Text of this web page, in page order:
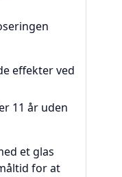
effekter ved
11 år uden
et glas
for at